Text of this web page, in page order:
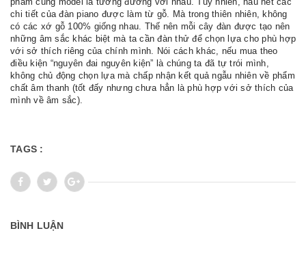
chi tiết của đàn piano được làm từ gỗ. Mà trong thiên nhiên, không
có các xớ gỗ 100% giống nhau. Thế nên mỗi cây đàn được tạo nên
những âm sắc khác biệt mà ta cần đàn thử để chọn lựa cho phù hợp
với sở thích riêng của chính mình. Nói cách khác, nếu mua theo
điều kiện “nguyên đai nguyên kiện” là chúng ta đã tự trói mình,
không chủ động chọn lựa mà chấp nhận kết quả ngẫu nhiên về phẩm
chất âm thanh (tốt đấy nhưng chưa hẳn là phù hợp với sở thích của
mình về âm sắc).
TAGS :
BÌNH LUẬN